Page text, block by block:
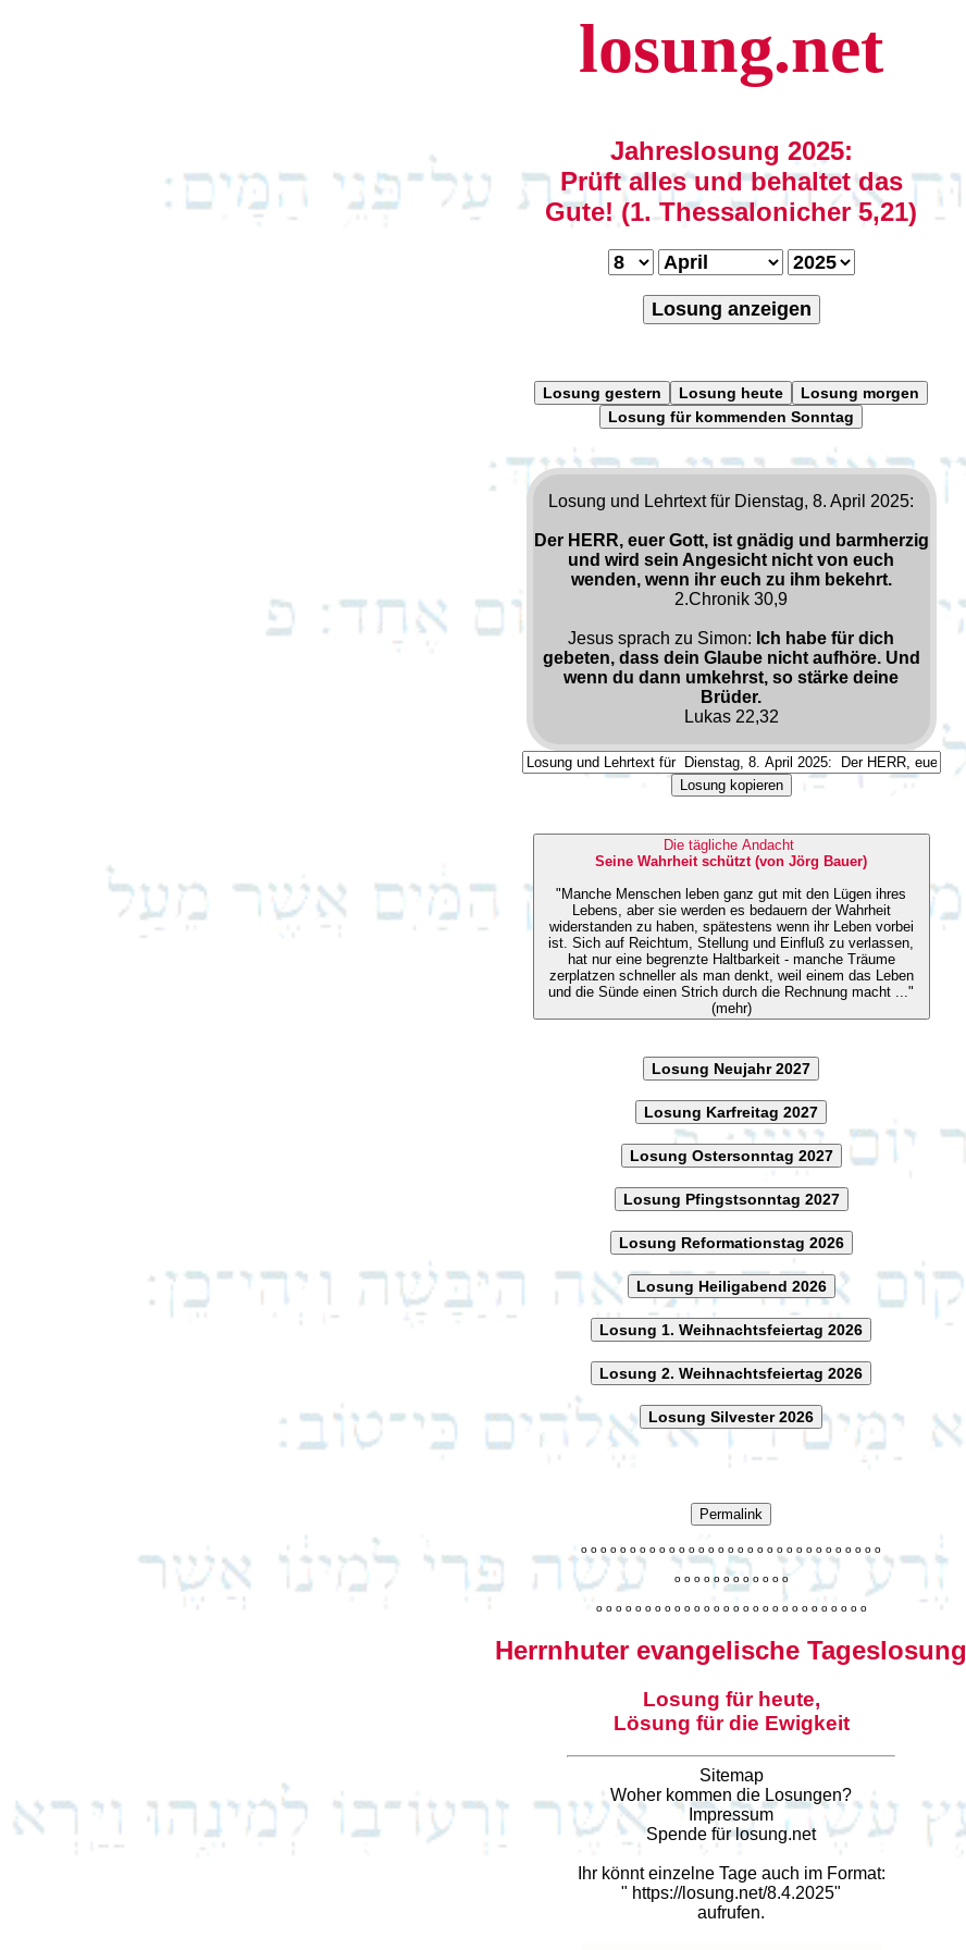
losung.net
Jahreslosung 2025:
Prüft alles und behaltet das
Gute! (1. Thessalonicher 5,21)
Losung anzeigen
Losung gestern Losung heute
Losung morgen
Losung für kommenden Sonntag
Losung und Lehrtext für Dienstag, 8. April 2025:
Der HERR, euer Gott, ist gnädig und barmherzig
und wird sein Angesicht nicht von euch
wenden, wenn ihr euch zu ihm bekehrt.
2.Chronik 30,9
Jesus sprach zu Simon: Ich habe für dich
gebeten, dass dein Glaube nicht aufhöre. Und
wenn du dann umkehrst, so stärke deine
Brüder.
Lukas 22,32
Losung kopieren
Die tägliche Andacht
Seine Wahrheit schützt (von Jörg Bauer)
"Manche Menschen leben ganz gut mit den Lügen ihres
Lebens, aber sie werden es bedauern der Wahrheit
widerstanden zu haben, spätestens wenn ihr Leben vorbei
ist. Sich auf Reichtum, Stellung und Einfluß zu verlassen,
hat nur eine begrenzte Haltbarkeit - manche Träume
zerplatzen schneller als man denkt, weil einem das Leben
und die Sünde einen Strich durch die Rechnung macht ..."
(mehr)
Losung Neujahr 2027
Losung Karfreitag 2027
Losung Ostersonntag 2027
Losung Pfingstsonntag 2027
Losung Reformationstag 2026
Losung Heiligabend 2026
Losung 1. Weihnachtsfeiertag 2026
Losung 2. Weihnachtsfeiertag 2026
Losung Silvester 2026
Permalink
o o o o o o o o o o o o o o o o o o o o o o o o o o o o o o o
o o o o o o o o o o o o
o o o o o o o o o o o o o o o o o o o o o o o o o o o o
Herrnhuter evangelische Tageslosung
Losung für heute,
Lösung für die Ewigkeit
Sitemap
Woher kommen die Losungen?
Impressum
Spende für losung.net
Ihr könnt einzelne Tage auch im Format:
" https://losung.net/8.4.2025"
aufrufen.